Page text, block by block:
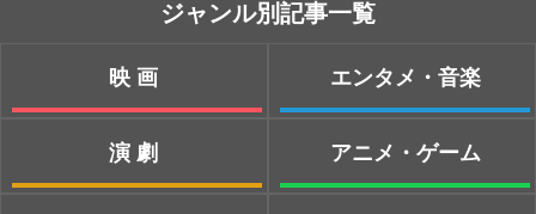
ジャンル別記事一覧
映画
演劇
エンタメ・音楽
アニメ・ゲーム